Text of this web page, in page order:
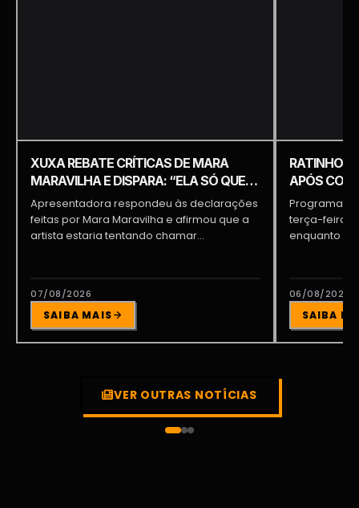
XUXA REBATE CRÍTICAS DE MARA
MARAVILHA E DISPARA: “ELA SÓ QUER
APARECER”
Apresentadora respondeu às declarações
feitas por Mara Maravilha e afirmou que a
artista estaria tentando chamar...
07/08/2026
SAIBA MAIS
RATINHO É
APÓS
PIQUILO
Programa
terça-feira
enquanto a
06/08/2026
SAIBA
VER OUTRAS NOTÍCIAS